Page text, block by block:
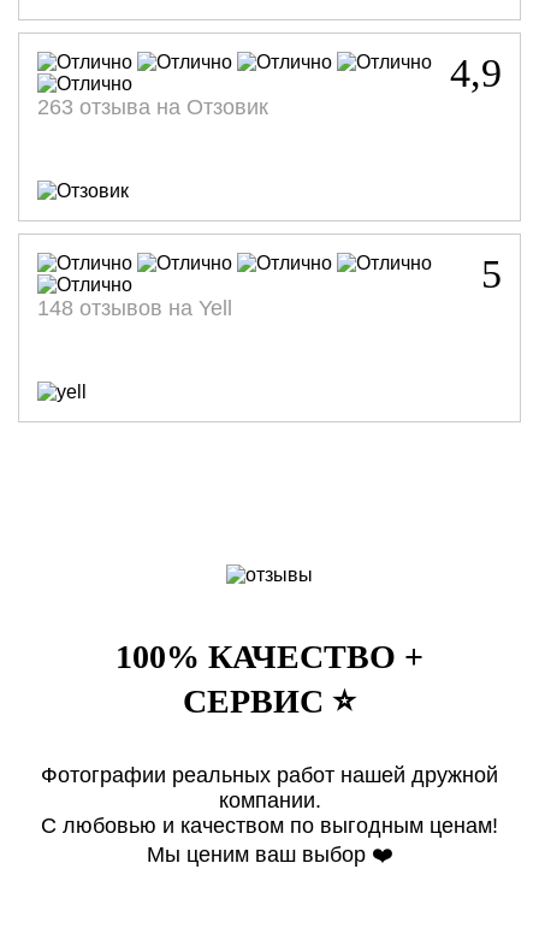
Стоимость:12 300р.
Стоимость:11 800р.
Стоимость:11 800р.
Стоимость:9 800р.
4,9
263 отзыва на Отзовик
5
148 отзывов на Yell
100% КАЧЕСТВО +
СЕРВИС ⭐️
Фотографии реальных работ нашей дружной
компании.
С любовью и качеством по выгодным ценам!
Мы ценим ваш выбор ❤️